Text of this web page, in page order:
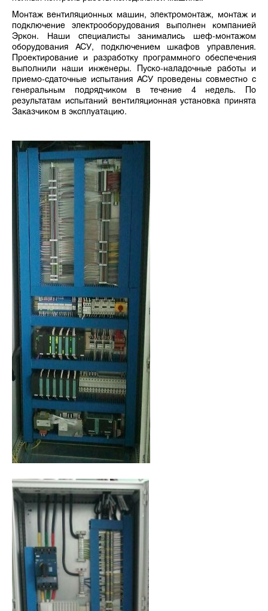
Монтаж вентиляционных машин, электромонтаж, монтаж и
подключение электрооборудования выполнен компанией
Эркон. Наши специалисты занимались шеф-монтажом
оборудования АСУ, подключением шкафов управления.
Проектирование и разработку программного обеспечения
выполнили наши инженеры. Пуско-наладочные работы и
приемо-сдаточные испытания АСУ проведены совместно с
генеральным подрядчиком в течение 4 недель. По
результатам испытаний вентиляционная установка принята
Заказчиком в эксплуатацию.